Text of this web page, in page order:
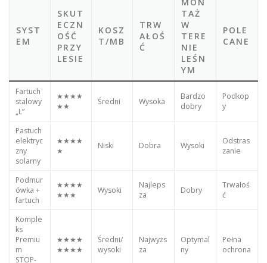
SYST
EM
SKUT
ECZN
OŚĆ
PRZY
LESIE
KOSZ
T/MB
TRW
AŁOŚ
Ć
TAŻ
W
TERE
NIE
LEŚN
YM
POLE
CANE
Fartuch
stalowy
„L”
★★★★
★★
Średni Wysoka
Bardzo
dobry
Podkop
y
Pastuch
elektryc
zny
solarny
★★★★
★
Niski Dobra Wysoki
Odstras
zanie
Podmur
ówka +
fartuch
★★★★
★★★
Wysoki
Najleps
za
Dobry
Trwałoś
ć
Komple
ks
Premiu
m
STOP-
★★★★
★★★★
Średni/
wysoki
Najwyżs
za
Optymal
ny
Pełna
ochrona